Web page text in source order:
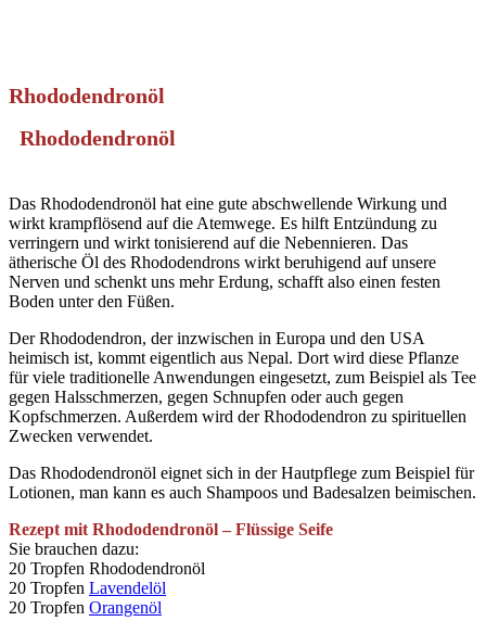
Rhododendronöl
Rhododendronöl
Das Rhododendronöl hat eine gute abschwellende Wirkung und
wirkt krampflösend auf die Atemwege. Es hilft Entzündung zu
verringern und wirkt tonisierend auf die Nebennieren. Das
ätherische Öl des Rhododendrons wirkt beruhigend auf unsere
Nerven und schenkt uns mehr Erdung, schafft also einen festen
Boden unter den Füßen.
Der Rhododendron, der inzwischen in Europa und den USA
heimisch ist, kommt eigentlich aus Nepal. Dort wird diese Pflanze
für viele traditionelle Anwendungen eingesetzt, zum Beispiel als Tee
gegen Halsschmerzen, gegen Schnupfen oder auch gegen
Kopfschmerzen. Außerdem wird der Rhododendron zu spirituellen
Zwecken verwendet.
Das Rhododendronöl eignet sich in der Hautpflege zum Beispiel für
Lotionen, man kann es auch Shampoos und Badesalzen beimischen.
Rezept mit Rhododendronöl – Flüssige Seife
Sie brauchen dazu:
20 Tropfen Rhododendronöl
20 Tropfen Lavendelöl
20 Tropfen Orangenöl